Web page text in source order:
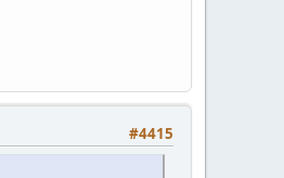
#4415